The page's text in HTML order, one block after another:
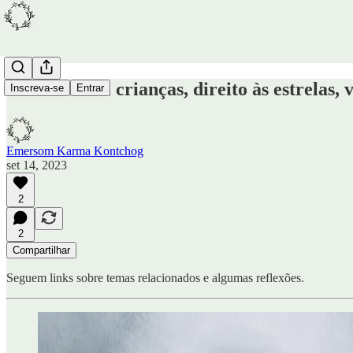
Inscreva-se Entrar
Falando com crianças, direito às
Emersom Karma Kontchog
set 14, 2023
2
2
Compartilhar
Seguem links sobre temas relacionados e algumas reflexões.